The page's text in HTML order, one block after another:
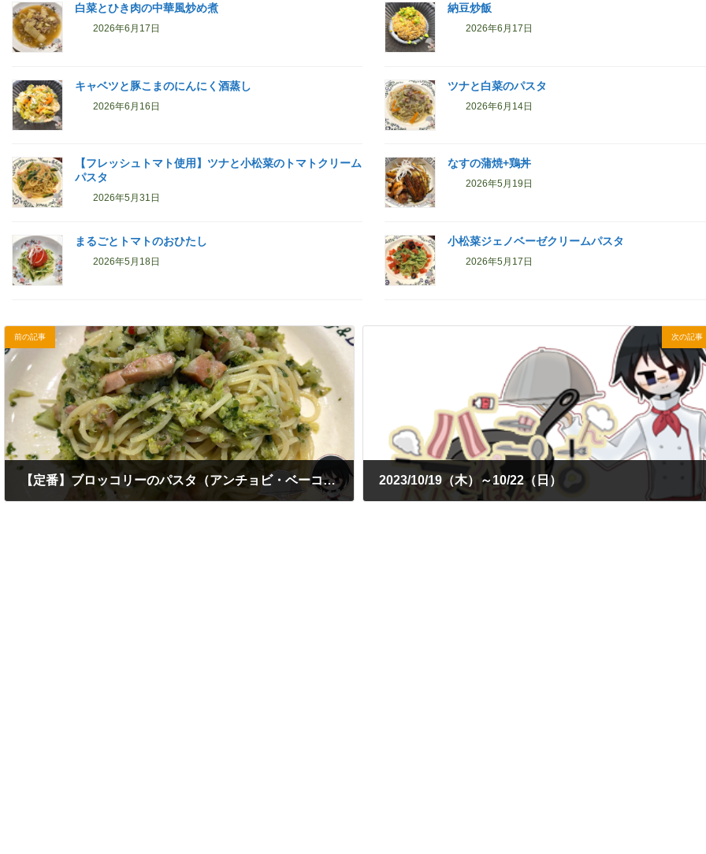
白菜とひき肉の中華風炒め煮
2026年6月17日
納豆炒飯
2026年6月17日
キャベツと豚こまのにんにく酒蒸し
2026年6月16日
ツナと白菜のパスタ
2026年6月14日
【フレッシュトマト使用】ツナと小松菜のトマトクリーム
パスタ
2026年5月31日
なすの蒲焼+鶏丼
2026年5月19日
まるごとトマトのおひたし
2026年5月18日
小松菜ジェノベーゼクリームパスタ
2026年5月17日
前の記事
【定番】ブロッコリーのパスタ（アンチョビ・ベーコン風味）
次の記事
2023/10/19（木）～10/22（日）